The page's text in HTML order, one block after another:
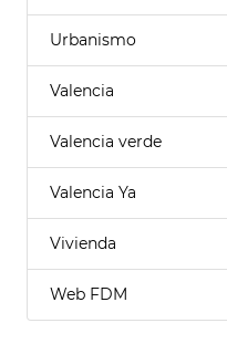
Urbanismo
Valencia
Valencia verde
Valencia Ya
Vivienda
Web FDM